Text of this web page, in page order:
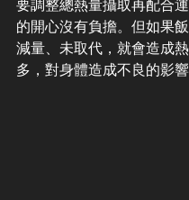
要調整總熱量攝取再配合
的開心沒有負擔。但如果
減量、未取代，就會造成
多，對身體造成不良的影響